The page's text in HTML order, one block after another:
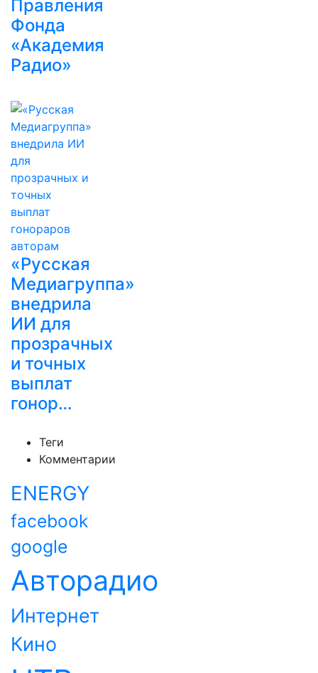
Правления
Фонда
«Академия
Радио»
«Русская
Медиагруппа»
внедрила
ИИ для
прозрачных
и точных
выплат
гонор…
Теги
Комментарии
ENERGY
facebook
google
Авторадио
Интернет
Кино